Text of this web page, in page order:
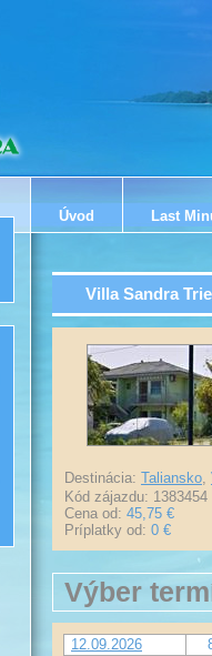
Úvod Last
Villa Sandra
Destinácia: Taliansko,
Kód zájazdu: 1383454
Cena od: 45,75 €
Príplatky od: 0 €
Výber
12.09.2026